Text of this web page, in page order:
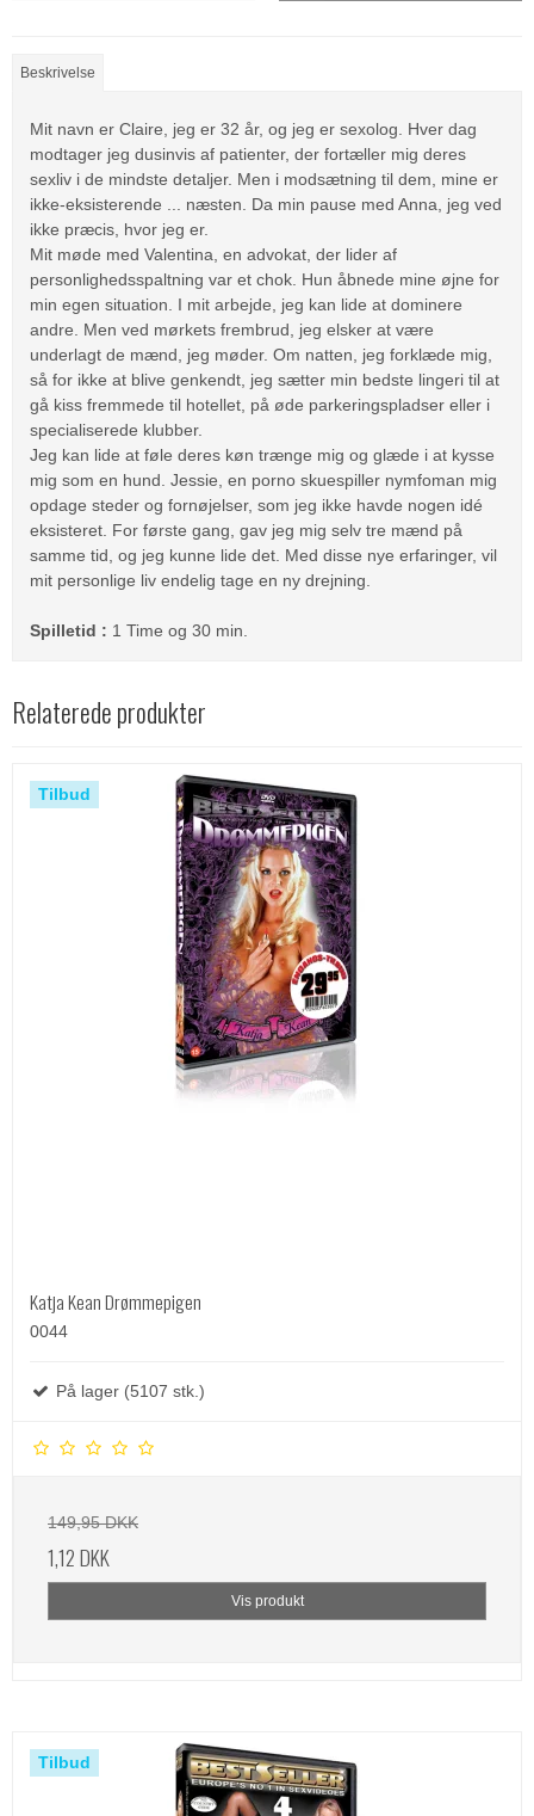
Beskrivelse
Mit navn er Claire, jeg er 32 år, og jeg er sexolog. Hver dag
modtager jeg dusinvis af patienter, der fortæller mig deres
sexliv i de mindste detaljer. Men i modsætning til dem, mine er
ikke-eksisterende ... næsten. Da min pause med Anna, jeg ved
ikke præcis, hvor jeg er.
Mit møde med Valentina, en advokat, der lider af
personlighedsspaltning var et chok. Hun åbnede mine øjne for
min egen situation. I mit arbejde, jeg kan lide at dominere
andre. Men ved mørkets frembrud, jeg elsker at være
underlagt de mænd, jeg møder. Om natten, jeg forklæde mig,
så for ikke at blive genkendt, jeg sætter min bedste lingeri til at
gå kiss fremmede til hotellet, på øde parkeringspladser eller i
specialiserede klubber.
Jeg kan lide at føle deres køn trænge mig og glæde i at kysse
mig som en hund. Jessie, en porno skuespiller nymfoman mig
opdage steder og fornøjelser, som jeg ikke havde nogen idé
eksisteret. For første gang, gav jeg mig selv tre mænd på
samme tid, og jeg kunne lide det. Med disse nye erfaringer, vil
mit personlige liv endelig tage en ny drejning.
Spilletid : 1 Time og 30 min.
Relaterede produkter
Tilbud
Katja Kean Drømmepigen
0044
På lager (5107 stk.)
149,95 DKK
1,12 DKK
Vis produkt
Tilbud